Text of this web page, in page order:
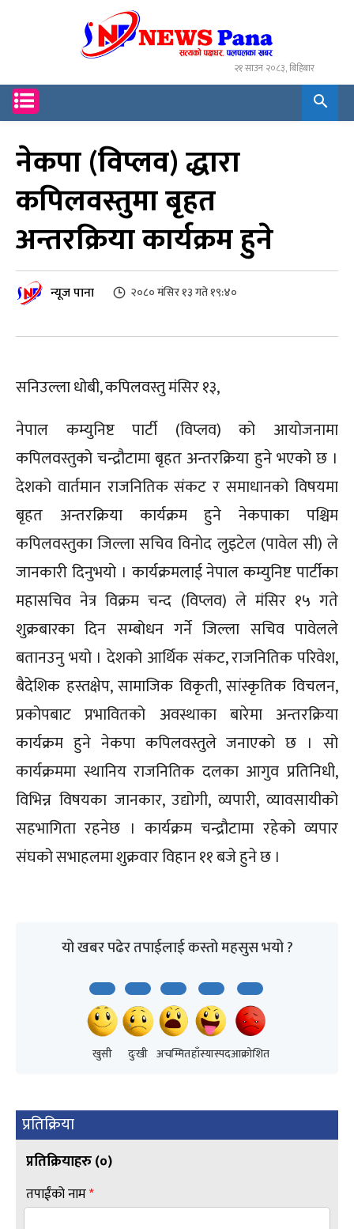
२१ साउन २०८३, बिहिबार
नेकपा (विप्लव) द्धारा
कपिलवस्तुमा बृहत
अन्तरक्रिया कार्यक्रम हुने
न्यूज पाना २०८० मंसिर १३ गते १९:४०
सनिउल्ला धोबी, कपिलवस्तु मंसिर १३,
नेपाल कम्युनिष्ट पार्टी (विप्लव) को आयोजनामा
कपिलवस्तुको चन्द्रौटामा बृहत अन्तरक्रिया हुने भएको छ ।
देशको वार्तमान राजनितिक संकट र समाधानको विषयमा
बृहत अन्तरक्रिया कार्यक्रम हुने नेकपाका पश्चिम
कपिलवस्तुका जिल्ला सचिव विनोद लुइटेल (पावेल सी) ले
जानकारी दिनुभयो । कार्यक्रमलाई नेपाल कम्युनिष्ट पार्टीका
महासचिव नेत्र विक्रम चन्द (विप्लव) ले मंसिर १५ गते
शुक्रबारका दिन सम्बोधन गर्ने जिल्ला सचिव पावेलले
बतानउनु भयो । देशको आर्थिक संकट, राजनितिक परिवेश,
बैदेशिक हस्तक्षेप, सामाजिक विकृती, सांस्कृतिक विचलन,
प्रकोपबाट प्रभावितको अवस्थाका बारेमा अन्तरक्रिया
कार्यक्रम हुने नेकपा कपिलवस्तुले जनाएको छ । सो
कार्यक्रममा स्थानिय राजनितिक दलका आगुव प्रतिनिधी,
विभिन्न विषयका जानकार, उद्योगी, व्यपारी, व्यावसायीको
सहभागिता रहनेछ । कार्यक्रम चन्द्रौटामा रहेको व्यपार
संघको सभाहलमा शुक्रवार विहान ११ बजे हुने छ ।
यो खबर पढेर तपाईलाई कस्तो महसुस भयो ?
खुसी दुःखी अचम्मितहाँस्यास्पदआक्रोशित
प्रतिक्रिया
प्रतिक्रियाहरु (०)
तपाईंको नाम*